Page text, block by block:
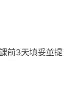
前3天填妥並提